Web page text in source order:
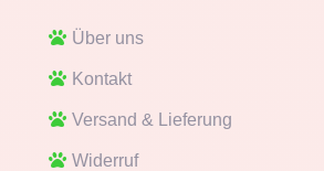
Über uns
Kontakt
Versand & Lieferung
Widerruf